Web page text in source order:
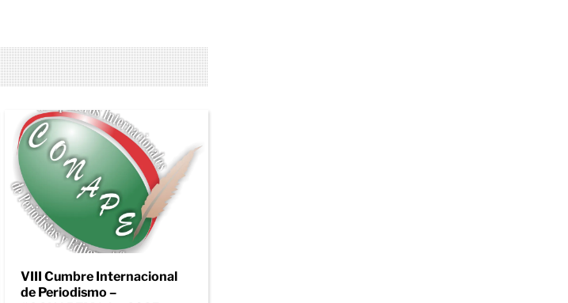
VIII Cumbre Internacional
de Periodismo –